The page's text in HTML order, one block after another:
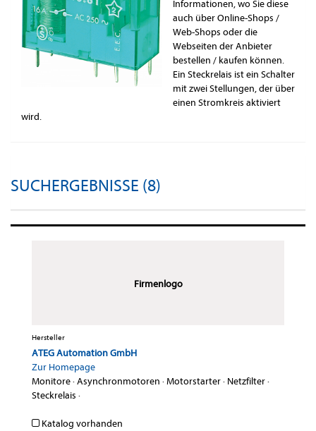
Informationen, wo Sie diese
auch über Online-Shops /
Web-Shops oder die
Webseiten der Anbieter
bestellen / kaufen können.
Ein Steckrelais ist ein Schalter
mit zwei Stellungen, der über
einen Stromkreis aktiviert
wird.
SUCHERGEBNISSE (8)
Firmenlogo
Hersteller
ATEG Automation GmbH
Zur Homepage
Monitore·Asynchronmotoren ·Motorstarter· Netzfilter·
Steckrelais ·
Katalog vorhanden